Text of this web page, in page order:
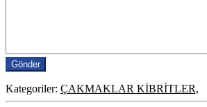
Kategoriler: ÇAKMAKLAR KİBRİTLER,